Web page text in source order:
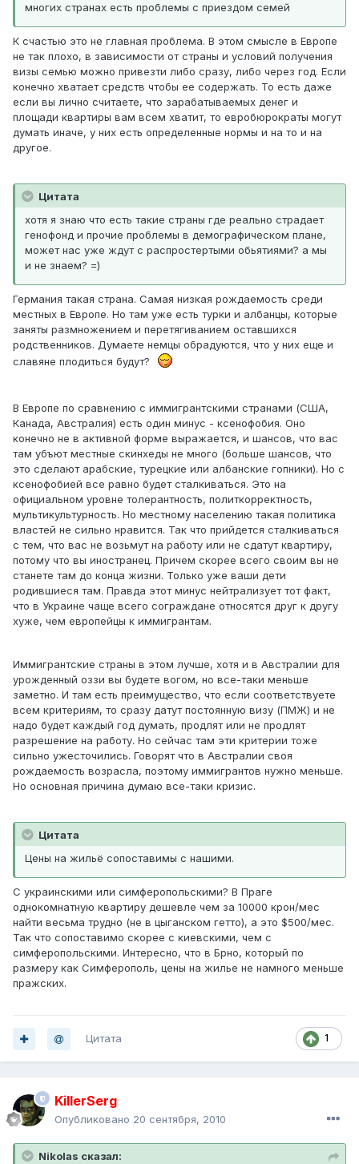
многих странах есть проблемы с приездом семей
К счастью это не главная проблема. В этом смысле в Европе
не так плохо, в зависимости от страны и условий получения
визы семью можно привезти либо сразу, либо через год. Если
конечно хватает средств чтобы ее содержать. То есть даже
если вы лично считаете, что зарабатываемых денег и
площади квартиры вам всем хватит, то евробюрократы могут
думать иначе, у них есть определенные нормы и на то и на
другое.
Цитата
хотя я знаю что есть такие страны где реально страдает
генофонд и прочие проблемы в демографическом плане,
может нас уже ждут с распростертыми обьятиями? а мы
и не знаем? =)
Германия такая страна. Самая низкая рождаемость среди
местных в Европе. Но там уже есть турки и албанцы, которые
заняты размножением и перетягиванием оставшихся
родственников. Думаете немцы обрадуются, что у них еще и
славяне плодиться будут?
В Европе по сравнению с иммигрантскими странами (США,
Канада, Австралия) есть один минус - ксенофобия. Оно
конечно не в активной форме выражается, и шансов, что вас
там убъют местные скинхеды не много (больше шансов, что
это сделают арабские, турецкие или албанские гопники). Но с
ксенофобией все равно будет сталкиваться. Это на
официальном уровне толерантность, политкорректность,
мультикультурность. Но местному населению такая политика
властей не сильно нравится. Так что прийдется сталкиваться
с тем, что вас не возьмут на работу или не сдатут квартиру,
потому что вы иностранец. Причем скорее всего своим вы не
станете там до конца жизни. Только уже ваши дети
родившиеся там. Правда этот минус нейтрализует тот факт,
что в Украине чаще всего сограждане относятся друг к другу
хуже, чем европейцы к иммигрантам.
Иммигрантские страны в этом лучше, хотя и в Австралии для
урожденный оззи вы будете вогом, но все-таки меньше
заметно. И там есть преимущество, что если соответствуете
всем критериям, то сразу датут постоянную визу (ПМЖ) и не
надо будет каждый год думать, продлят или не продлят
разрешение на работу. Но сейчас там эти критерии тоже
сильно ужесточились. Говорят что в Австралии своя
рождаемость возрасла, поэтому иммигрантов нужно меньше.
Но основная причина думаю все-таки кризис.
Цитата
Цены на жильё сопоставимы с нашими.
С украинскими или симферопольскими? В Праге
однокомнатную квартиру дешевле чем за 10000 крон/мес
найти весьма трудно (не в цыганском гетто), а это $500/мес.
Так что сопоставимо скорее с киевскими, чем с
симферопольскими. Интересно, что в Брно, который по
размеру как Симферополь, цены на жилье не намного меньше
пражских.
1
Цитата
KillerSerg
Опубликовано 20 сентября, 2010
Nikolas сказал: